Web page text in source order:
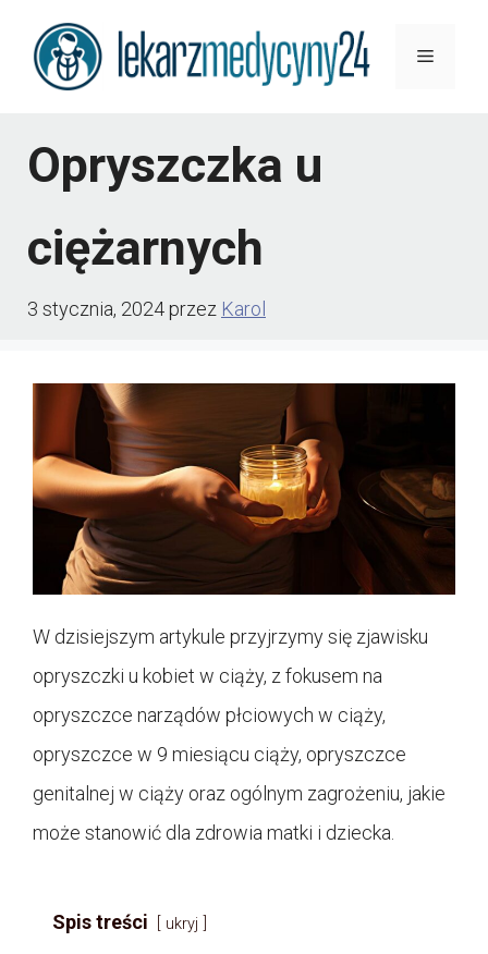
Przejdź
Menu
Opryszczka u
ciężarnych
3 stycznia, 2024przez Karol
W dzisiejszym artykule przyjrzymy się zjawisku
opryszczki u kobiet w ciąży, z fokusem na
opryszczce narządów płciowych w ciąży,
opryszczce w 9 miesiącu ciąży, opryszczce
genitalnej w ciąży oraz ogólnym zagrożeniu, jakie
może stanowić dla zdrowia matki i dziecka.
Spis treści ukryj